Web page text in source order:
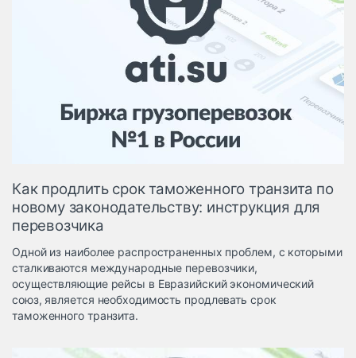
логистике
Дороги,
инфраструктура
Логистика, грузы
Негабаритные и
опасные грузы
Безопасность и
Таможня и ВЭД
терминалы
Коммерческий
транспорт
Спецтехника
Как продлить срок таможенного транзита по
новому законодательству: инструкция для
перевозчика
Одной из наиболее распространенных проблем, с которыми
сталкиваются международные перевозчики,
осуществляющие рейсы в Евразийский экономический
союз, является необходимость продлевать срок
таможенного транзита.